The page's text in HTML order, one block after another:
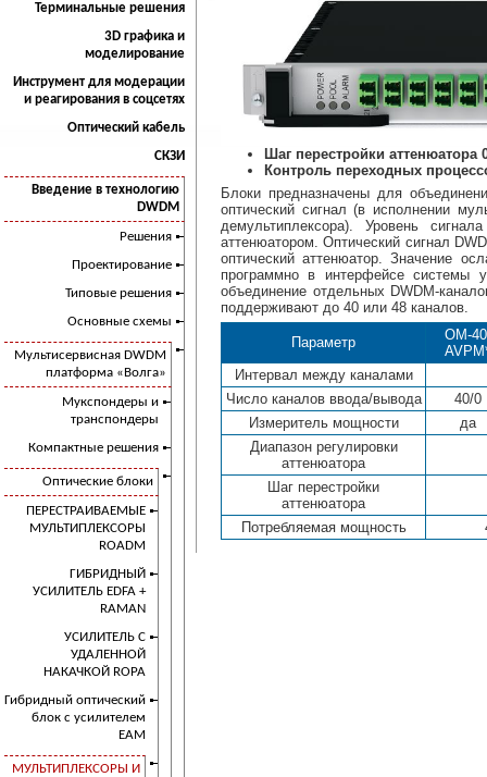
Терминальные решения
3D графика и
моделирование
Инструмент для модерации
и реагирования в соцсетях
Оптический кабель
СКЗИ
Введение в технологию
DWDM
Решения
Проектирование
Типовые решения
Основные схемы
Мультисервисная DWDM
платформа «Волга»
Мукспондеры и
транспондеры
Компактные решения
Оптические блоки
ПЕРЕСТРАИВАЕМЫЕ
МУЛЬТИПЛЕКСОРЫ
ROADM
ГИБРИДНЫЙ
УСИЛИТЕЛЬ EDFA +
RAMAN
УСИЛИТЕЛЬ C
УДАЛЕННОЙ
НАКАЧКОЙ ROPA
Гибридный оптический
блок с усилителем
EAM
МУЛЬТИПЛЕКСОРЫ И
Шаг перестройки аттенюатора
Контроль переходных
Блоки предназначены для
оптический сигнал (в исполнении
демультиплексора). Уровень
аттенюатором. Оптический сигнал
оптический аттенюатор. Значение
программно в интерфейсе системы
объединение отдельных DWDM-
поддерживают до 40 или 48 каналов.
Параметр
OM-
Интервал между каналами
Число каналов ввода/вывода
40/0
Измеритель мощности
да
Диапазон регулировки
аттенюатора
Шаг перестройки
аттенюатора
Потребляемая мощность